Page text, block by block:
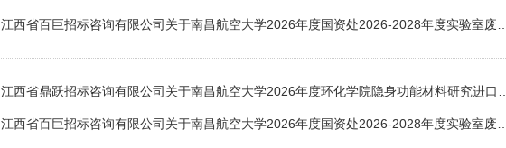
江西省百巨招标咨询有限公司关于南昌航空大学2026年度国资处2026-2028年度实验室废…
江西省鼎跃招标咨询有限公司关于南昌航空大学2026年度环化学院隐身功能材料研究进口…
江西省百巨招标咨询有限公司关于南昌航空大学2026年度国资处2026-2028年度实验室废…